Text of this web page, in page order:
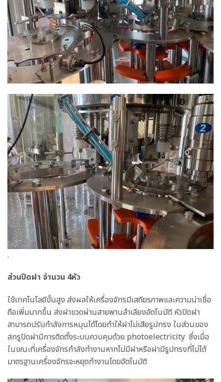
.
ส่วนปิดฝา จำนวน 4หัว
ใช้เทคโนโลยีขั้นสูง ส่งผลให้เครื่องจักรมีเสถียรภาพและความน่าเชื่อ
ถือเพิ่มมากขึ้น ส่งฝาขวดผ่านสายพานลำเลียงอัตโนมัติ หัวปิดฝา
สามารถปรับกำลังการหมุนได้โดยทำให้ฝาไม่เสียรูปทรง ในส่วนของ
สกรูปิดฝามีการติดตั้งระบบควบคุมด้วย photoelectricity ซึ่งเมื่อ
ในขณะที่เครื่องจักรกำลังทำงานหากไม่มีฝาหรือฝามีรูปทรงที่ไม่ได้
มาตรฐานเครื่องจักรจะหยุดทำงานโดยอัตโนมัติ